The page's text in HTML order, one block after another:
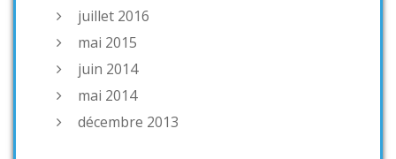
juillet 2016
mai 2015
juin 2014
mai 2014
décembre 2013